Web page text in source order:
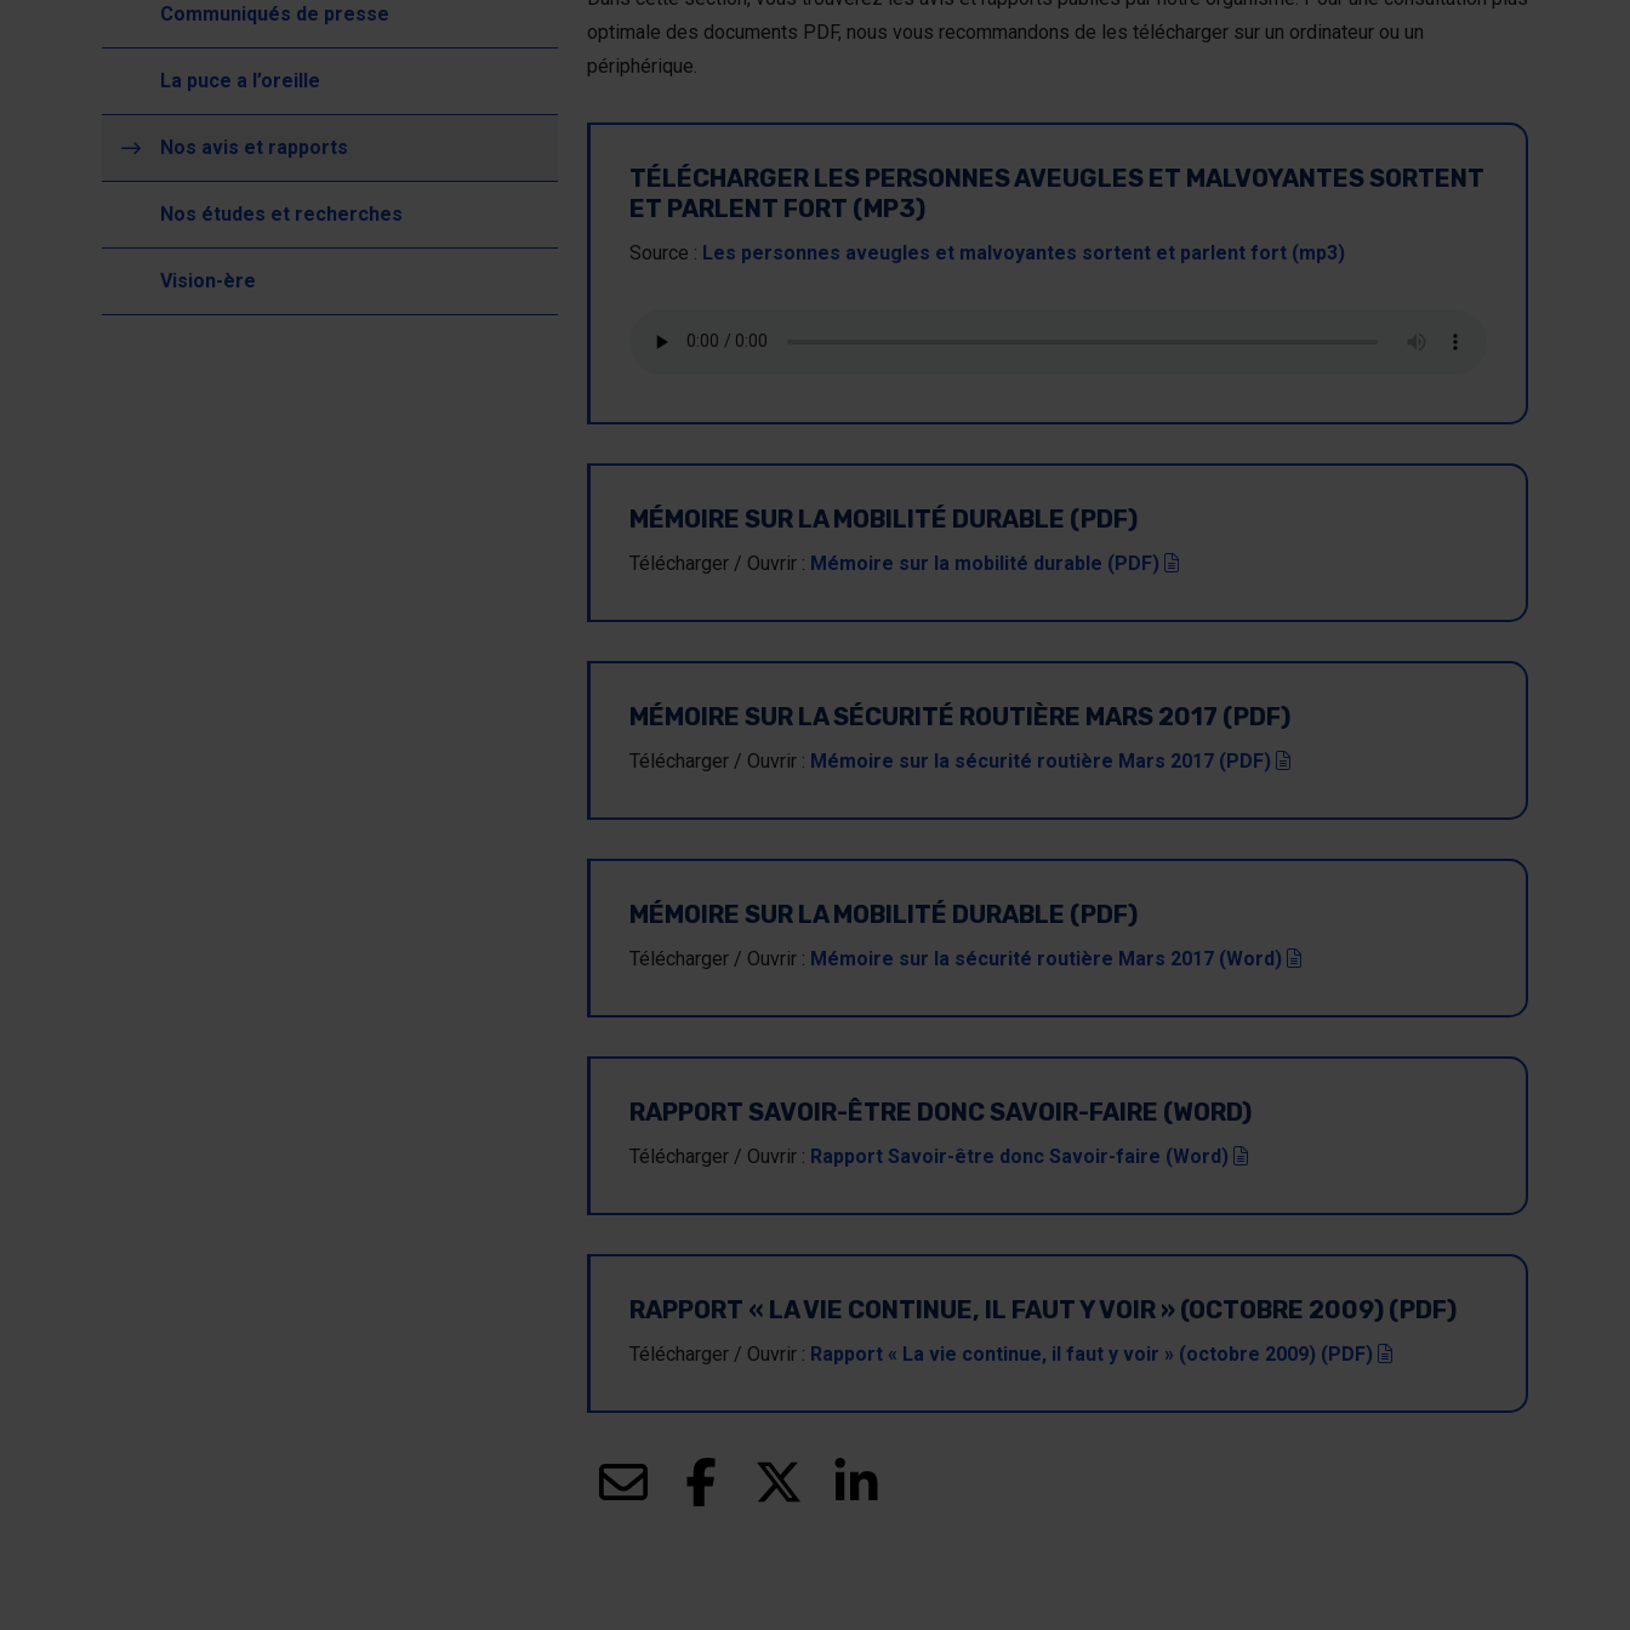
Communiqués de presse
La puce a l’oreille
Nos avis et rapports
(actuellement sélectionné)
Nos études et recherches
Vision-ère
optimale des documents PDF, nous vous recommandons de les télécharger sur un ordinateur ou un
périphérique.
TÉLÉCHARGER LES PERSONNES AVEUGLES ET MALVOYANTES SORTENT
ET PARLENT FORT (MP3)
Source : Les personnes aveugles et malvoyantes sortent et parlent fort (mp3)
MÉMOIRE SUR LA MOBILITÉ DURABLE (PDF)
Télécharger / Ouvrir : Mémoire sur la mobilité durable (PDF) (pdf)
MÉMOIRE SUR LA SÉCURITÉ ROUTIÈRE MARS 2017 (PDF)
Télécharger / Ouvrir : Mémoire sur la sécurité routière Mars 2017 (PDF) (pdf)
MÉMOIRE SUR LA MOBILITÉ DURABLE (PDF)
Télécharger / Ouvrir : Mémoire sur la sécurité routière Mars 2017 (Word) (docx)
RAPPORT SAVOIR-ÊTRE DONC SAVOIR-FAIRE (WORD)
Télécharger / Ouvrir : Rapport Savoir-être donc Savoir-faire (Word) (doc)
RAPPORT « LA VIE CONTINUE, IL FAUT Y VOIR » (OCTOBRE 2009) (PDF)
Télécharger / Ouvrir : Rapport « La vie continue, il faut y voir » (octobre 2009) (PDF) (pdf)
(ce lien s’ouvrira dans une nouvelle fenêtre)
(ce lien s’ouvrira dans une nouvelle fenêtre)
(ce lien s’ouvrira dans une nouvelle fenêtre)